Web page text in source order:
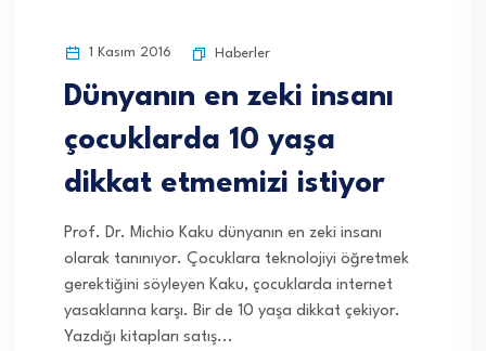
1 Kasım 2016 Haberler
Dünyanın en zeki insanı
çocuklarda 10 yaşa
dikkat etmemizi istiyor
Prof. Dr. Michio Kaku dünyanın en zeki insanı
olarak tanınıyor. Çocuklara teknolojiyi öğretmek
gerektiğini söyleyen Kaku, çocuklarda internet
yasaklarına karşı. Bir de 10 yaşa dikkat çekiyor.
Yazdığı kitapları satış...